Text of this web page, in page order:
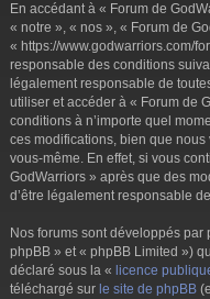
s
En accédant à « Forum de
« notre », « nos », « Forum de
« https://www.godwarriors.com/
responsable des conditions
légalement responsable de
utiliser et accéder à « Forum de
conditions à n’importe quel
ces modifications, bien que
vous-même. En effet, si vous
GodWarriors » après que des
d’être légalement responsable
Nos forums sont développés
phpBB » et « phpBB Limited »)
déclaré sous la « licence
téléchargé sur le site de phpBB